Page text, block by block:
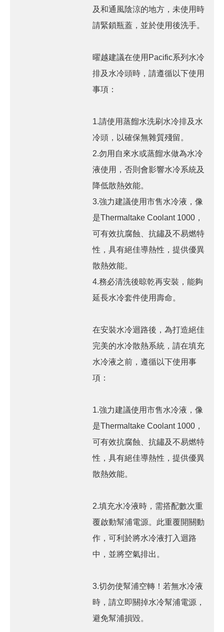
及和通風陰涼的地方，未使用時
請緊鎖瓶蓋，並於使用後洗手。
曜越建議在使用Pacific系列水冷
排及水冷頭時，請遵循以下使用
事項：
1.請使用蒸餾水洗刷水冷排及水
冷頭，以確保無雜質殘留。
2.勿用自來水或蒸餾水做為水冷
液使用，否則會影響水冷系統及
降低散熱效能。
3.強力建議使用市售水冷液，像
是Thermaltake Coolant 1000，
可有效抗腐蝕、抗鏽及不易燃特
性，具有絕佳導熱性，提供優異
散熱效能。
4.務必清洗後晾乾再安裝，能夠
延長水冷套件使用壽命。
在安裝水冷迴路後，為打造絕佳
完美的水冷散熱系統，請在填充
水冷液之前，遵循以下使用事
項：
1.強力建議使用市售水冷液，像
是Thermaltake Coolant 1000，
可有效抗腐蝕、抗鏽及不易燃特
性，具有絕佳導熱性，提供優異
散熱效能。
2.填充水冷液時，需搭配數次重
覆啟動幫浦電源。此重覆開關動
作，可利於將水冷液打入迴路
中，並將空氣排出。
3.切勿使幫浦空轉！若無水冷液
時，請立即關掉水冷幫浦電源，
避免幫浦損毀。